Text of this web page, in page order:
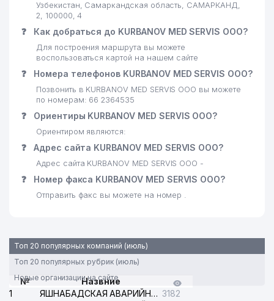
Узбекистан, Самаркандская область, САМАРКАНД,
2, 100000, 4
❓ Как добраться до KURBANOV MED SERVIS ООО?
Для построения маршрута вы можете
воспользоваться картой на нашем сайте
❓ Номера телефонов KURBANOV MED SERVIS ООО?
Позвонить в KURBANOV MED SERVIS ООО вы можете
по номерам: 66 2364535
❓ Ориентиры KURBANOV MED SERVIS ООО?
Ориентиром являются:
❓ Адрес сайта KURBANOV MED SERVIS ООО?
Адрес сайта KURBANOV MED SERVIS ООО -
❓ Номер факса KURBANOV MED SERVIS ООО?
Отправить факс вы можете на номер .
Топ 20 популярных компаний (июль)
Топ 20 популярных рубрик (июль)
Новые организации на сайте
№
Назвние
1
ЯШНАБАДСКАЯ АВАРИЙНАЯ СЛУЖБА ЭЛЕКТРОСЕТИ 3182